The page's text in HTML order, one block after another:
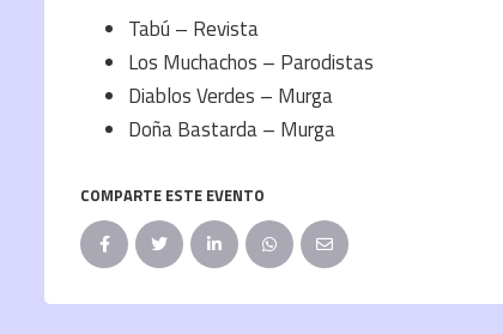
Tabú – Revista
Los Muchachos – Parodistas
Diablos Verdes – Murga
Doña Bastarda – Murga
COMPARTE ESTE EVENTO